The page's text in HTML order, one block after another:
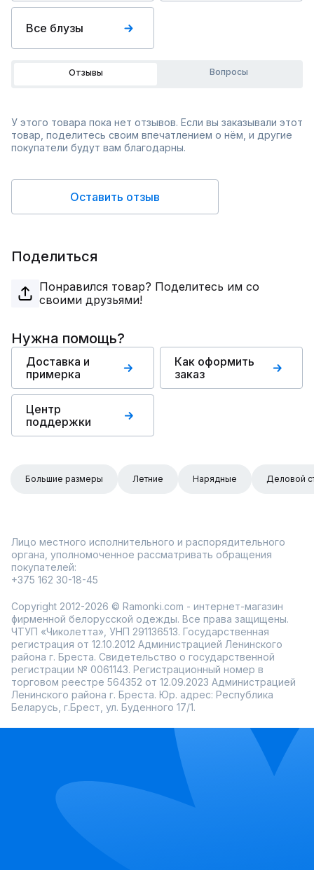
Все блузы
Отзывы Вопросы
У этого товара пока нет отзывов. Если вы заказывали этот
товар, поделитесь своим впечатлением о нём, и другие
покупатели будут вам благодарны.
Оставить отзыв
Поделиться
Понравился товар? Поделитесь им со
своими друзьями!
Нужна помощь?
Доставка и
примерка
Как оформить
заказ
Центр
поддержки
Большие размеры Летние Нарядные Деловой
Лицо местного исполнительного и распорядительного
органа, уполномоченное рассматривать обращения
покупателей:
+375 162 30-18-45
Copyright 2012-2026 © Ramonki.com - интернет-магазин
фирменной белорусской одежды. Все права защищены.
ЧТУП «Чиколетта», УНП 291136513. Государственная
регистрация от 12.10.2012 Администрацией Ленинского
района г. Бреста. Свидетельство о государственной
регистрации № 0061143. Регистрационный номер в
торговом реестре 564352 от 12.09.2023 Администрацией
Ленинского района г. Бреста. Юр. адрес: Республика
Беларусь, г.Брест, ул. Буденного 17/1.